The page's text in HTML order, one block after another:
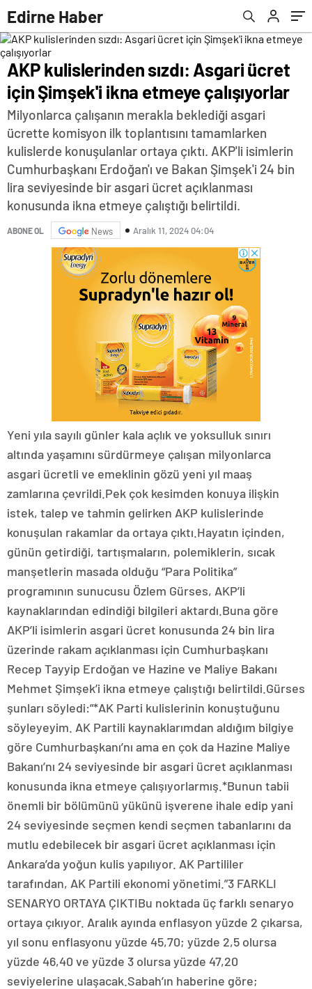
Edirne Haber
AKP kulislerinden sızdı: Asgari ücret
için Şimşek'i ikna etmeye çalışıyorlar
Milyonlarca çalışanın merakla beklediği asgari
ücrette komisyon ilk toplantısını tamamlarken
kulislerde konuşulanlar ortaya çıktı. AKP'li isimlerin
Cumhurbaşkanı Erdoğan'ı ve Bakan Şimşek'i 24 bin
lira seviyesinde bir asgari ücret açıklanması
konusunda ikna etmeye çalıştığı belirtildi.
ABONE OL News Aralık 11, 2024 04:04
Yeni yıla sayılı günler kala açlık ve yoksulluk sınırı
altında yaşamını sürdürmeye çalışan milyonlarca
asgari ücretli ve emeklinin gözü yeni yıl maaş
zamlarına çevrildi.Pek çok kesimden konuya ilişkin
istek, talep ve tahmin gelirken AKP kulislerinde
konuşulan rakamlar da ortaya çıktı.Hayatın içinden,
günün getirdiği, tartışmaların, polemiklerin, sıcak
manşetlerin masada olduğu “Para Politika”
programının sunucusu Özlem Gürses, AKP’li
kaynaklarından edindiği bilgileri aktardı.Buna göre
AKP’li isimlerin asgari ücret konusunda 24 bin lira
üzerinde rakam açıklanması için Cumhurbaşkanı
Recep Tayyip Erdoğan ve Hazine ve Maliye Bakanı
Mehmet Şimşek’i ikna etmeye çalıştığı belirtildi.Gürses
şunları söyledi:”*AK Parti kulislerinin konuştuğunu
söyleyeyim. AK Partili kaynaklarımdan aldığım bilgiye
göre Cumhurbaşkanı’nı ama en çok da Hazine Maliye
Bakanı’nı 24 seviyesinde bir asgari ücret açıklanması
konusunda ikna etmeye çalışıyorlarmış.*Bunun tabii
önemli bir bölümünü yükünü işverene ihale edip yani
24 seviyesinde seçmen kendi seçmen tabanlarını da
mutlu edebilecek bir asgari ücret açıklanması için
Ankara’da yoğun kulis yapılıyor. AK Partililer
tarafından, AK Partili ekonomi yönetimi.”3 FARKLI
SENARYO ORTAYA ÇIKTIBu noktada üç farklı senaryo
ortaya çıkıyor. Aralık ayında enflasyon yüzde 2 çıkarsa,
yıl sonu enflasyonu yüzde 45,70; yüzde 2,5 olursa
yüzde 46,40 ve yüzde 3 olursa yüzde 47,20
seviyelerine ulaşacak.Sabah’ın haberine göre;